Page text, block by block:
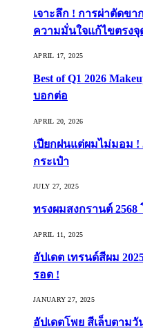
เจาะลึก ! การผ่าตัดข
ความมั่นใจแก้ไขตรงจุ
APRIL 17, 2025
Best of Q1 2026
บอกต่อ
APRIL 20, 2026
เปียกฝนแต่ผมไม่มอม !
กระเป๋า
JULY 27, 2025
ทรงผมสงกรานต์ 2568
APRIL 11, 2025
อัปเดต เทรนด์สีผม
รอด !
JANUARY 27, 2025
อัปเดตโพย สีเล็บตามวั